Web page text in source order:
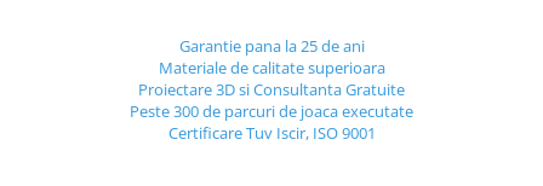
Garantie pana la 25 de ani
Materiale de calitate superioara
Proiectare 3D si Consultanta Gratuite
Peste 300 de parcuri de joaca executate
Certificare Tuv Iscir, ISO 9001